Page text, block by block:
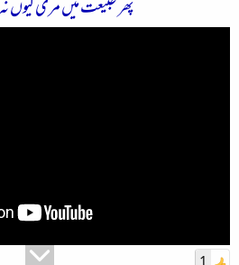
پھر طبیعت میں مری کیوں